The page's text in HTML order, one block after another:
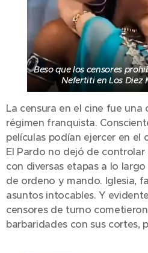
Beso que los censores
Nefertiti en Los Diez
La censura en el cine fue
régimen franquista.
películas podían ejercer en el
El Pardo no dejó de
con diversas etapas a lo
de ordeno y mando. Iglesia,
asuntos intocables. Y
censores de turno
barbaridades con sus cortes,